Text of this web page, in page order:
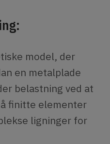
model, der
en metalplade
belastning ved at
finitte elementer
ligninger for